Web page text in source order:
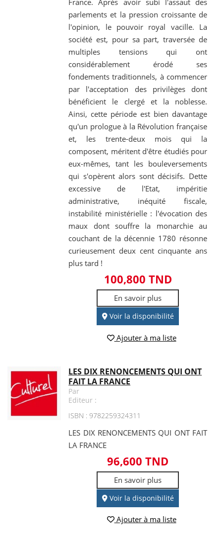
France. Après avoir subi l'assaut des
parlements et la pression croissante de
l'opinion, le pouvoir royal vacille. La
société est, pour sa part, traversée de
multiples tensions qui ont
considérablement érodé ses
fondements traditionnels, à commencer
par l'acceptation des privilèges dont
bénéficient le clergé et la noblesse.
Ainsi, cette période est bien davantage
qu'un prologue à la Révolution française
et, les trente-deux mois qui la
composent, méritent d'être étudiés pour
eux-mêmes, tant les bouleversements
qui s'opèrent alors sont décisifs. Dette
excessive de l'Etat, impéritie
administrative, inéquité fiscale,
instabilité ministérielle : l'évocation des
maux dont souffre la monarchie au
couchant de la décennie 1780 résonne
curieusement deux cent cinquante ans
plus tard !
100,800 TND
En savoir plus
Voir la disponibilité
Ajouter à ma liste
LES DIX RENONCEMENTS QUI ONT
FAIT LA FRANCE
Par
Editeur :
ISBN : 9782259324311
LES DIX RENONCEMENTS QUI ONT FAIT
LA FRANCE
96,600 TND
En savoir plus
Voir la disponibilité
Ajouter à ma liste